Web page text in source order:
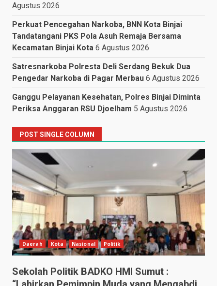
Agustus 2026
Perkuat Pencegahan Narkoba, BNN Kota Binjai
Tandatangani PKS Pola Asuh Remaja Bersama
Kecamatan Binjai Kota 6 Agustus 2026
Satresnarkoba Polresta Deli Serdang Bekuk Dua
Pengedar Narkoba di Pagar Merbau 6 Agustus 2026
Ganggu Pelayanan Kesehatan, Polres Binjai Diminta
Periksa Anggaran RSU Djoelham 5 Agustus 2026
POST SINGLE COLUMN
Daerah Kota Nasional Politik
Sekolah Politik BADKO HMI Sumut :